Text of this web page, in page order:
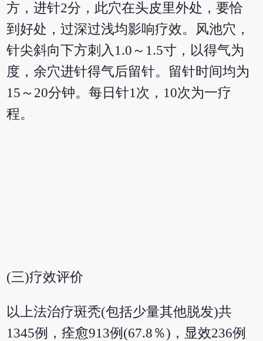
方，进针2分，此穴在头皮里外处，要恰
到好处，过深过浅均影响疗效。风池穴，
针尖斜向下方刺入1.0～1.5寸，以得气为
度，余穴进针得气后留针。留针时间均为
15～20分钟。每日针1次，10次为一疗
程。
(三)疗效评价
以上法治疗斑秃(包括少量其他脱发)共
1345例，痊愈913例(67.8％)，显效236例